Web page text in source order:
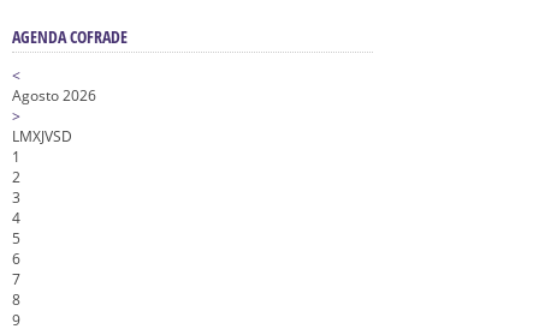
AGENDA COFRADE
<
Agosto 2026
>
LMXJVSD
1
2
3
4
5
6
7
8
9